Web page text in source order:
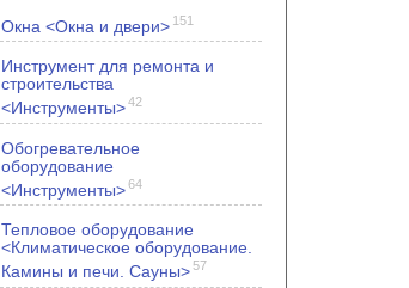
Окна <Окна и двери> 151
Инструмент для ремонта и
строительства
<Инструменты>42
Обогревательное
оборудование
<Инструменты>64
Тепловое оборудование
<Климатическое оборудование.
Камины и печи. Сауны>57